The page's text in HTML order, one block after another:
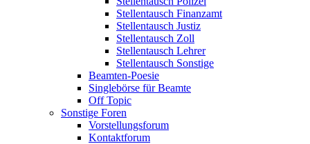
Stellentausch Finanzamt
Stellentausch Justiz
Stellentausch Zoll
Stellentausch Lehrer
Stellentausch Sonstige
Beamten-Poesie
Singlebörse für Beamte
Off Topic
Sonstige Foren
Vorstellungsforum
Kontaktforum